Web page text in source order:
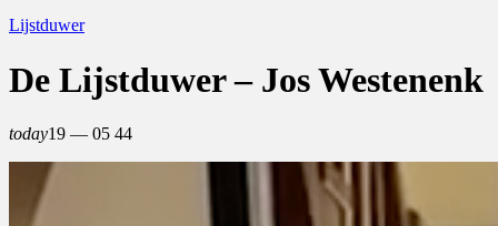
Lijstduwer
De Lijstduwer – Jos Westenenk
today19 — 05 44